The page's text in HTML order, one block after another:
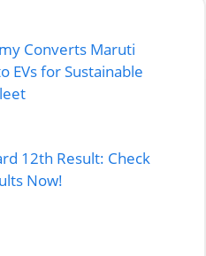
Converts Maruti
EVs for Sustainable
12th Result: Check
Now!